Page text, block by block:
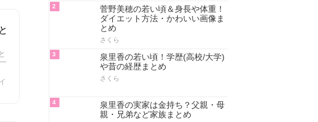
2
菅野美穂の若い頃＆身長や体重！
ダイエット方法・かわいい画像ま
とめ
さくら
3
泉里香の若い頃！学歴(高校/大学)
や昔の経歴まとめ
さくら
4
泉里香の実家は金持ち？父親・母
親・兄弟など家族まとめ